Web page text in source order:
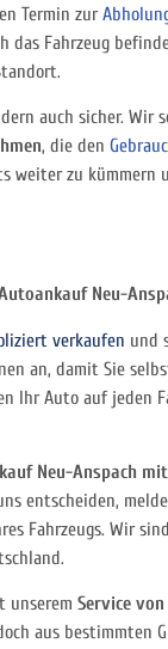
Termin zur
das Fahrzeug
auch sicher. Wir
, die den
weiter zu kümmern
Neu-
verkaufen und
an, damit Sie
Ihr Auto auf jeden
Neu-Anspach
entscheiden,
Fahrzeugs. Wir
unserem Service
aus